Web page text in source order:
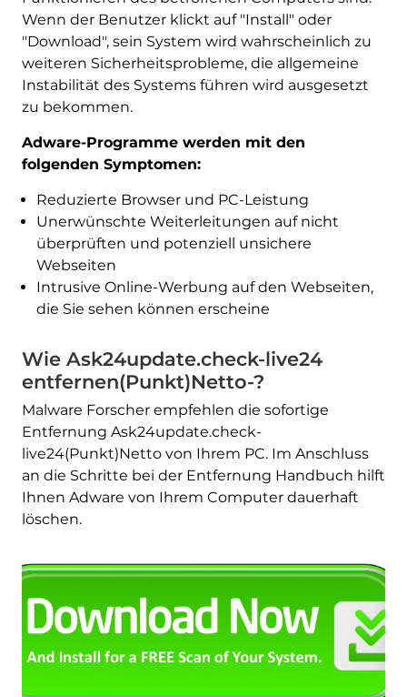
Wenn der Benutzer klickt auf "Install" oder
"Download", sein System wird wahrscheinlich zu
weiteren Sicherheitsprobleme, die allgemeine
Instabilität des Systems führen wird ausgesetzt
zu bekommen.
Adware-Programme werden mit den
folgenden Symptomen:
Reduzierte Browser und PC-Leistung
Unerwünschte Weiterleitungen auf nicht
überprüften und potenziell unsichere
Webseiten
Intrusive Online-Werbung auf den Webseiten,
die Sie sehen können erscheine
Wie Ask24update.check-live24
entfernen(Punkt)Netto-?
Malware Forscher empfehlen die sofortige
Entfernung Ask24update.check-
live24(Punkt)Netto von Ihrem PC. Im Anschluss
an die Schritte bei der Entfernung Handbuch hilft
Ihnen Adware von Ihrem Computer dauerhaft
löschen.